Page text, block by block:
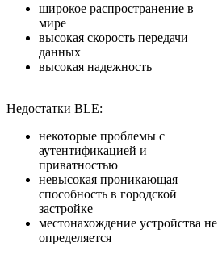
широкое распространение в
мире
высокая скорость передачи
данных
высокая надежность
Недостатки BLE:
некоторые проблемы с
аутентификацией и
приватностью
невысокая проникающая
способность в городской
застройке
местонахождение устройства не
определяется